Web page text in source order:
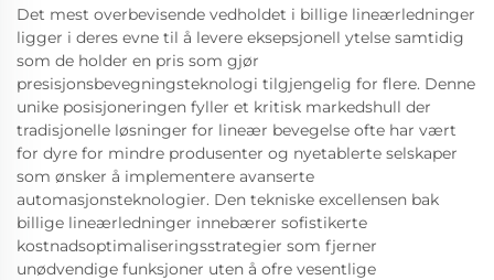
Det mest overbevisende vedholdet i billige lineærledninger
ligger i deres evne til å levere eksepsjonell ytelse samtidig
som de holder en pris som gjør
presisjonsbevegningsteknologi tilgjengelig for flere. Denne
unike posisjoneringen fyller et kritisk markedshull der
tradisjonelle løsninger for lineær bevegelse ofte har vært
for dyre for mindre produsenter og nyetablerte selskaper
som ønsker å implementere avanserte
automasjonsteknologier. Den tekniske excellensen bak
billige lineærledninger innebærer sofistikerte
kostnadsoptimaliseringsstrategier som fjerner
unødvendige funksjoner uten å ofre vesentlige